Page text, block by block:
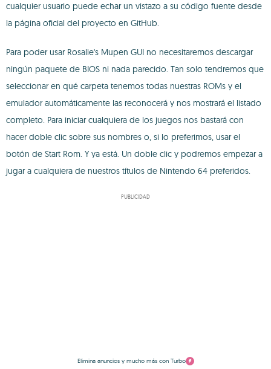
cualquier usuario puede echar un vistazo a su código fuente desde
la página oficial del proyecto en GitHub.
Para poder usar Rosalie's Mupen GUI no necesitaremos descargar
ningún paquete de BIOS ni nada parecido. Tan solo tendremos que
seleccionar en qué carpeta tenemos todas nuestras ROMs y el
emulador automáticamente las reconocerá y nos mostrará el listado
completo. Para iniciar cualquiera de los juegos nos bastará con
hacer doble clic sobre sus nombres o, si lo preferimos, usar el
botón de Start Rom. Y ya está. Un doble clic y podremos empezar a
jugar a cualquiera de nuestros títulos de Nintendo 64 preferidos.
PUBLICIDAD
Elimina anuncios y mucho más con Turbo